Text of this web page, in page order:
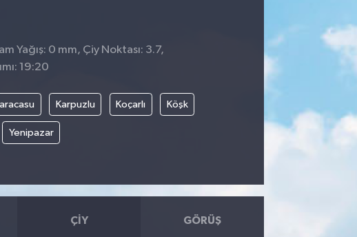
Yağış: 0 mm, Çiy Noktası: 3.7,
19:20
Karpuzlu Koçarlı Köşk
Yenipazar
ÇIY GÖRÜŞ